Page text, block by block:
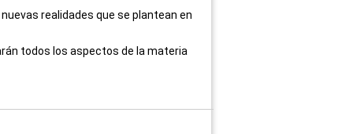
realidades que se plantean en
todos los aspectos de la materia